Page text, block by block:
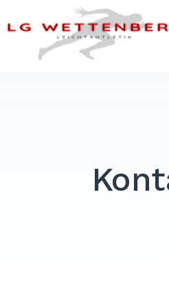
to
content
LG Wettenberg
Wettenberg